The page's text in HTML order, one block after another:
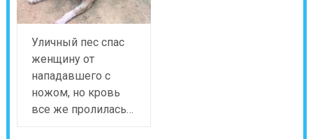
Уличный пес спас
женщину от
нападавшего с
ножом, но кровь
все же пролилась…